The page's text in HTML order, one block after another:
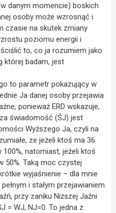
danym momencie) boskich
osoby może wzrosnąć i
czasie na skutek zmiany
poziomu energii i
to, co ja rozumiem jako
której badam, jest
to parametr pokazujący w
Ja danej osoby przejawia
ponieważ ERD wskazuje,
świadomość (ŚJ) jest
Wyższego Ja, czyli na
ze jeżeli ktoś ma 36
natomiast, jeżeli ktoś
50%. Taką moc czystej
wyjaśnienie – dla mnie
i stałym przejawianiem
przy zaniku Niższej Jaźni
= WJ; NJ=0. To jedna z